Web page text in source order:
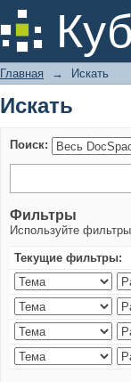
Искать
Главная → Искать
Искать
Поиск:
Фильтры
Используйте
Текущие фильтры: